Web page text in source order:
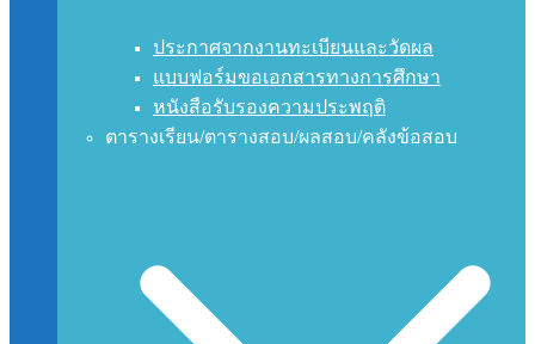
ประกาศจากงานทะเบียนและวัดผล
แบบฟอร์มขอเอกสารทางการศึกษา
หนังสือรับรองความประพฤติ
ตารางเรียน/ตารางสอบ/ผลสอบ/คลังข้อสอบ